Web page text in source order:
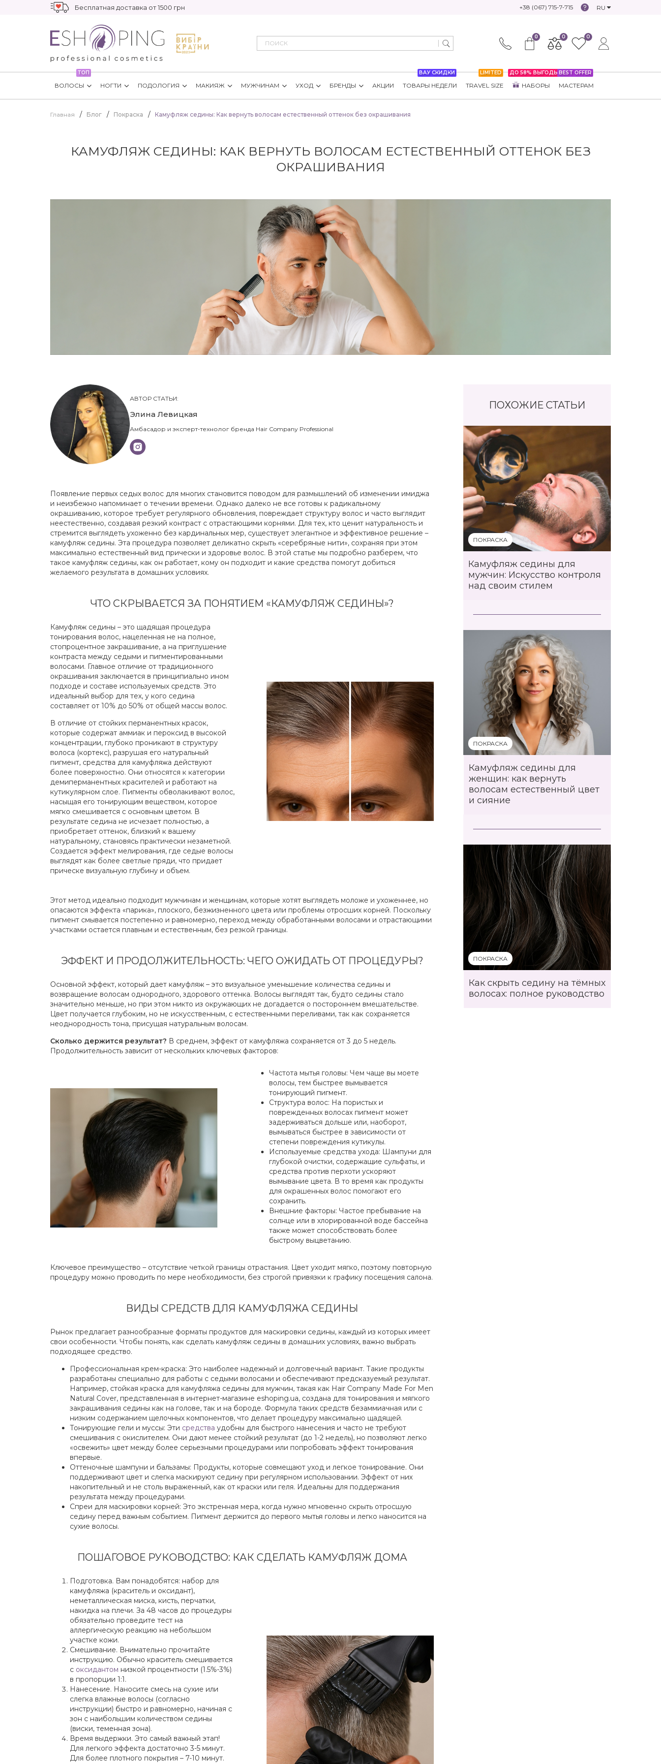
Бесплатная доставка от 1500 грн +38 (067) 715-7-715 RU
0 0 0
ТОП
ВОЛОСЫ НОГТИ ПОДОЛОГИЯ МАКИЯЖ МУЖЧИНАМ УХОД БРЕНДЫ АКЦИИ
ВАУ СКИДКИ
ТОВАРЫ НЕДЕЛИ
LIMITED
TRAVEL SIZE
ДО 58% ВЫГОДЫ
НАБОРЫ
BEST OFFER
МАСТЕРАМ
Главная Блог Покраска Камуфляж седины: Как вернуть волосам естественный оттенок без окрашивания
КАМУФЛЯЖ СЕДИНЫ: КАК ВЕРНУТЬ ВОЛОСАМ ЕСТЕСТВЕННЫЙ ОТТЕНОК БЕЗ
ОКРАШИВАНИЯ
ПОХОЖИЕ СТАТЬИ
ПОКРАСКА
Камуфляж седины для
мужчин: Искусство контроля
над своим стилем
ПОКРАСКА
Камуфляж седины для
женщин: как вернуть
волосам естественный цвет
и сияние
ПОКРАСКА
Как скрыть седину на тёмных
волосах: полное руководство
АВТОР СТАТЬИ:
Элина Левицкая
Амбасадор и эксперт-технолог бренда Hair Company Professional
Появление первых седых волос для многих становится поводом для размышлений об изменении имиджа
и неизбежно напоминает о течении времени. Однако далеко не все готовы к радикальному
окрашиванию, которое требует регулярного обновления, повреждает структуру волос и часто выглядит
неестественно, создавая резкий контраст с отрастающими корнями. Для тех, кто ценит натуральность и
стремится выглядеть ухоженно без кардинальных мер, существует элегантное и эффективное решение –
камуфляж седины. Эта процедура позволяет деликатно скрыть «серебряные нити», сохраняя при этом
максимально естественный вид прически и здоровье волос. В этой статье мы подробно разберем, что
такое камуфляж седины, как он работает, кому он подходит и какие средства помогут добиться
желаемого результата в домашних условиях.
ЧТО СКРЫВАЕТСЯ ЗА ПОНЯТИЕМ «КАМУФЛЯЖ СЕДИНЫ»?
Камуфляж седины – это щадящая процедура
тонирования волос, нацеленная не на полное,
стопроцентное закрашивание, а на приглушение
контраста между седыми и пигментированными
волосами. Главное отличие от традиционного
окрашивания заключается в принципиально ином
подходе и составе используемых средств. Это
идеальный выбор для тех, у кого седина
составляет от 10% до 50% от общей массы волос.
В отличие от стойких перманентных красок,
которые содержат аммиак и пероксид в высокой
концентрации, глубоко проникают в структуру
волоса (кортекс), разрушая его натуральный
пигмент, средства для камуфляжа действуют
более поверхностно. Они относятся к категории
демиперманентных красителей и работают на
кутикулярном слое. Пигменты обволакивают волос,
насыщая его тонирующим веществом, которое
мягко смешивается с основным цветом. В
результате седина не исчезает полностью, а
приобретает оттенок, близкий к вашему
натуральному, становясь практически незаметной.
Создается эффект мелирования, где седые волосы
выглядят как более светлые пряди, что придает
прическе визуальную глубину и объем.
Этот метод идеально подходит мужчинам и женщинам, которые хотят выглядеть моложе и ухоженнее, но
опасаются эффекта «парика», плоского, безжизненного цвета или проблемы отросших корней. Поскольку
пигмент смывается постепенно и равномерно, переход между обработанными волосами и отрастающими
участками остается плавным и естественным, без резкой границы.
ЭФФЕКТ И ПРОДОЛЖИТЕЛЬНОСТЬ: ЧЕГО ОЖИДАТЬ ОТ ПРОЦЕДУРЫ?
Основной эффект, который дает камуфляж – это визуальное уменьшение количества седины и
возвращение волосам однородного, здорового оттенка. Волосы выглядят так, будто седины стало
значительно меньше, но при этом никто из окружающих не догадается о постороннем вмешательстве.
Цвет получается глубоким, но не искусственным, с естественными переливами, так как сохраняется
неоднородность тона, присущая натуральным волосам.
Сколько держится результат? В среднем, эффект от камуфляжа сохраняется от 3 до 5 недель.
Продолжительность зависит от нескольких ключевых факторов:
Частота мытья головы: Чем чаще вы моете
волосы, тем быстрее вымывается
тонирующий пигмент.
Структура волос: На пористых и
поврежденных волосах пигмент может
задерживаться дольше или, наоборот,
вымываться быстрее в зависимости от
степени повреждения кутикулы.
Используемые средства ухода: Шампуни для
глубокой очистки, содержащие сульфаты, и
средства против перхоти ускоряют
вымывание цвета. В то время как продукты
для окрашенных волос помогают его
сохранить.
Внешние факторы: Частое пребывание на
солнце или в хлорированной воде бассейна
также может способствовать более
быстрому выцветанию.
Ключевое преимущество – отсутствие четкой границы отрастания. Цвет уходит мягко, поэтому повторную
процедуру можно проводить по мере необходимости, без строгой привязки к графику посещения салона.
ВИДЫ СРЕДСТВ ДЛЯ КАМУФЛЯЖА СЕДИНЫ
Рынок предлагает разнообразные форматы продуктов для маскировки седины, каждый из которых имеет
свои особенности. Чтобы понять, как сделать камуфляж седины в домашних условиях, важно выбрать
подходящее средство.
Профессиональная крем-краска: Это наиболее надежный и долговечный вариант. Такие продукты
разработаны специально для работы с седыми волосами и обеспечивают предсказуемый результат.
Например, стойкая краска для камуфляжа седины для мужчин, такая как Hair Company Made For Men
Natural Cover, представленная в интернет-магазине eshoping.ua, создана для тонирования и мягкого
закрашивания седины как на голове, так и на бороде. Формула таких средств безаммиачная или с
низким содержанием щелочных компонентов, что делает процедуру максимально щадящей.
Тонирующие гели и муссы: Эти средства удобны для быстрого нанесения и часто не требуют
смешивания с окислителем. Они дают менее стойкий результат (до 1-2 недель), но позволяют легко
«освежить» цвет между более серьезными процедурами или попробовать эффект тонирования
впервые.
Оттеночные шампуни и бальзамы: Продукты, которые совмещают уход и легкое тонирование. Они
поддерживают цвет и слегка маскируют седину при регулярном использовании. Эффект от них
накопительный и не столь выраженный, как от краски или геля. Идеальны для поддержания
результата между процедурами.
Спреи для маскировки корней: Это экстренная мера, когда нужно мгновенно скрыть отросшую
седину перед важным событием. Пигмент держится до первого мытья головы и легко наносится на
сухие волосы.
ПОШАГОВОЕ РУКОВОДСТВО: КАК СДЕЛАТЬ КАМУФЛЯЖ ДОМА
Подготовка. Вам понадобятся: набор для
камуфляжа (краситель и оксидант),
неметаллическая миска, кисть, перчатки,
накидка на плечи. За 48 часов до процедуры
обязательно проведите тест на
аллергическую реакцию на небольшом
участке кожи.
Смешивание. Внимательно прочитайте
инструкцию. Обычно краситель смешивается
с оксидантом низкой процентности (1.5%-3%)
в пропорции 1:1.
Нанесение. Наносите смесь на сухие или
слегка влажные волосы (согласно
инструкции) быстро и равномерно, начиная с
зон с наибольшим количеством седины
(виски, теменная зона).
Время выдержки. Это самый важный этап!
Для легкого эффекта достаточно 3-5 минут.
Для более плотного покрытия – 7-10 минут.